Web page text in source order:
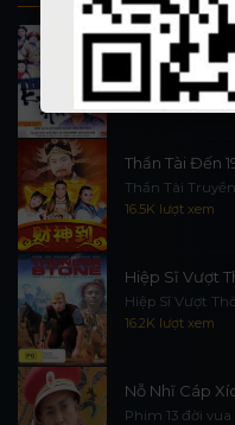
Thi Công Kỳ Án
施公奇案 1997
90K lượt xem
Thần Tài Đến
Thần Tài Truyền
16.5K lượt xem
Hiệp Sĩ Vượt
Hiệp Sĩ Vượt
16.2K lượt xem
Nỗ Nhĩ Cáp
Phim 13 đời